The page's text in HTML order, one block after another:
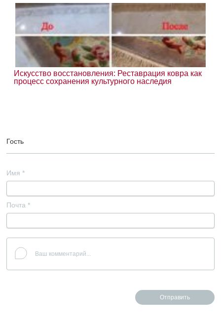
Искусство восстановления: Реставрация ковра как
процесс сохранения культурного наследия
Гость
Имя *
Почта *